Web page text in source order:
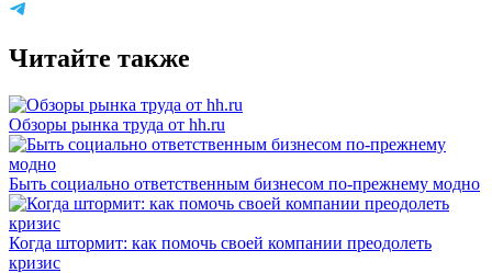
Читайте также
Обзоры рынка труда от hh.ru
Быть социально ответственным бизнесом по-прежнему модно
Когда штормит: как помочь своей компании преодолеть
кризис